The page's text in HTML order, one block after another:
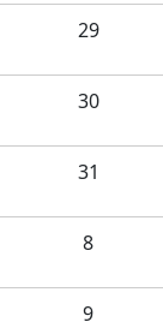
29
30
31
8
9